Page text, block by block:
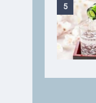
5